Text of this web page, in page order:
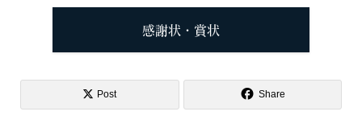
感謝状・賞状
Post Share